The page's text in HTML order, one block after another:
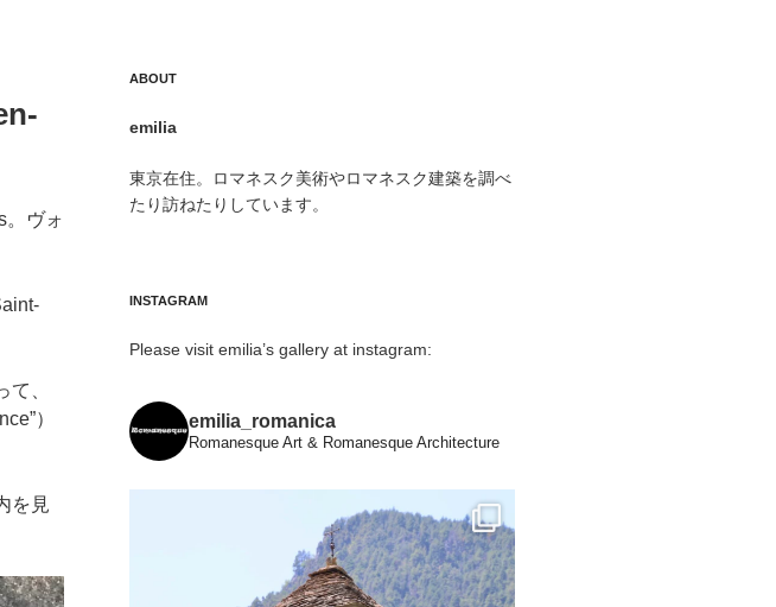
。ヴォ
、
）
を見
ABOUT
emilia
東京在住。ロマネスク美術やロマネスク建築を調べ
たり訪ねたりしています。
INSTAGRAM
Please visit emilia’s gallery at instagram:
emilia_romanica
Romanesque Art & Romanesque Architecture